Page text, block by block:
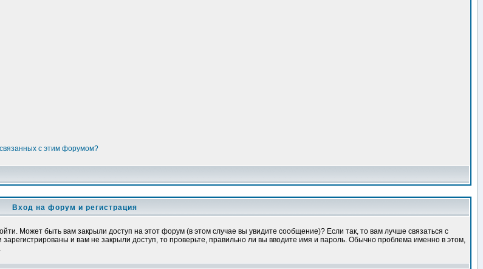
с этим форумом?
Вход на форум и регистрация
Может быть вам закрыли доступ на этот форум (в этом случае вы увидите сообщение)? Если так, то вам лучше связаться с
и вам не закрыли доступ, то проверьте, правильно ли вы вводите имя и пароль. Обычно проблема именно в этом,